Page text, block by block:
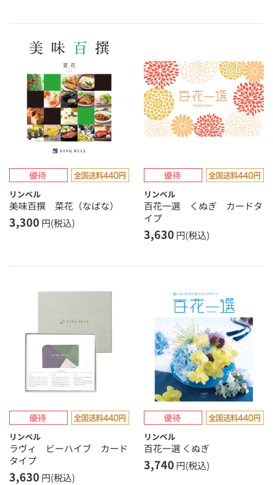
リンベル
美味百撰 菜花（なばな）
3,300 円(税込)
リンベル
百花一選 くぬぎ カードタ
イプ
3,630 円(税込)
リンベル
ラヴィ ビーハイブ カード
タイプ
3,630 円(税込)
リンベル
百花一選 くぬぎ
3,740 円(税込)